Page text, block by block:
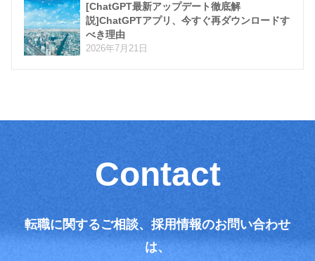
[ChatGPT最新アップデート徹底解
説]ChatGPTアプリ、今すぐ再ダウンロードす
べき理由
2026年7月21日
Contact
転職に関するご相談、採用情報のお問い合わせ
は、